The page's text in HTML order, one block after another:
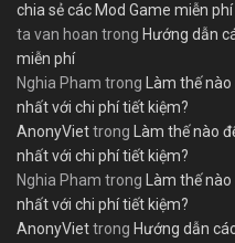
chia sẻ các Mod Game miễn
ta van hoan trong Hướng dẫn
miễn phí
Nghia Pham trong
Làm thế
nhất với chi phí tiết kiệm?
AnonyViettrong
Làm thế nào
nhất với chi phí tiết kiệm?
Nghia Pham trong
Làm thế
nhất với chi phí tiết kiệm?
AnonyViettrong Hướng dẫn